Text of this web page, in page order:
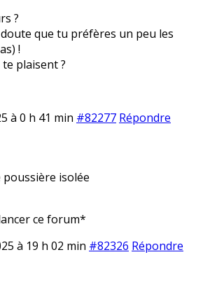
?
que tu préfères un peu les
!
plaisent ?
à 0 h 41 min #82277 Répondre
poussière isolée
ce forum*
à 19 h 02 min #82326 Répondre